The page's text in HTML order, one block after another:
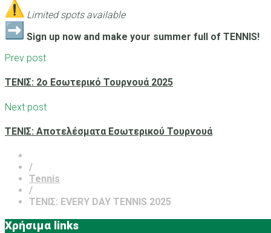
Limited spots available
Sign up now and make your summer full of TENNIS!
Prev post
ΤΕΝΙΣ: 2ο Εσωτερικό Τουρνουά 2025
Next post
ΤΕΝΙΣ: Αποτελέσματα Εσωτερικού Τουρνουά
/
Tennis
/
ΤΕΝΙΣ: EVERY DAY TENNIS 2025
Χρήσιμα links